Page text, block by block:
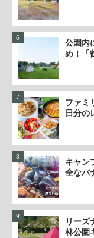
公園内
め！「
ファミ
日分の
キャン
全なバ
リーズ
林公園